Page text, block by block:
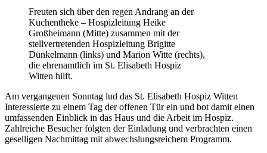
Freuten sich über den regen Andrang an der
Kuchentheke – Hospizleitung Heike
Großheimann (Mitte) zusammen mit der
stellvertretenden Hospizleitung Brigitte
Dünkelmann (links) und Marion Witte (rechts),
die ehrenamtlich im St. Elisabeth Hospiz
Witten hilft.
Am vergangenen Sonntag lud das St. Elisabeth Hospiz Witten
Interessierte zu einem Tag der offenen Tür ein und bot damit einen
umfassenden Einblick in das Haus und die Arbeit im Hospiz.
Zahlreiche Besucher folgten der Einladung und verbrachten einen
geselligen Nachmittag mit abwechslungsreichem Programm.